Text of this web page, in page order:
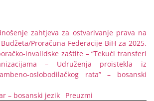
zahtjeva za ostvarivanje prava na
Proračuna Federacije BiH za 2025.
invalidske zaštite – “Tekući transferi
– Udruženja proistekla iz
oslobodilačkog rata” – bosanski
– bosanski jezik
Preuzmi